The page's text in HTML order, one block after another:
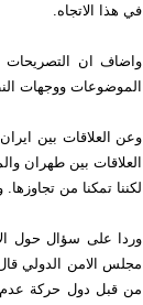
في هذا الاتجاه.
واضاف ان التصريحات
الموضوعات ووجهات
وعن العلاقات بين ايران
العلاقات بين طهران
لكننا تمكنا من
وردا على سؤال حول
مجلس الامن الدولي
من قبل دول حركة عدم